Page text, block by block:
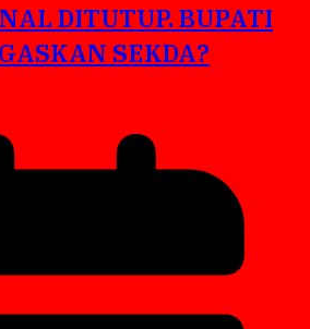
DITUTUP. BUPATI
SEKDA?